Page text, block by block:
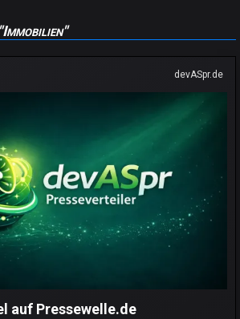
devASpr.de
auf Pressewelle.de